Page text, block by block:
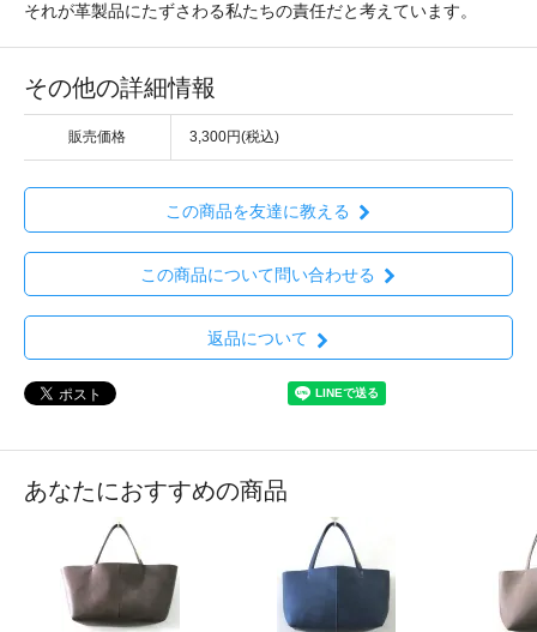
それが革製品にたずさわる私たちの責任だと考えています。
その他の詳細情報
販売価格 3,300円(税込)
この商品を友達に教える
この商品について問い合わせる
返品について
あなたにおすすめの商品